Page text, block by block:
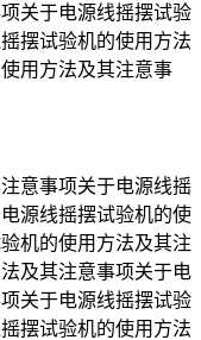
关于电源线摇摆试验
摆试验机的使用方法
用方法及其注意事
意事项关于电源线摇
源线摇摆试验机的使
机的使用方法及其注
及其注意事项关于电
关于电源线摇摆试验
摆试验机的使用方法